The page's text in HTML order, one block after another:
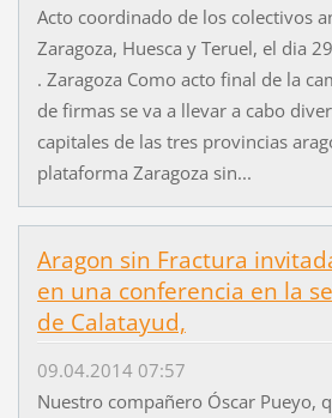
Acto coordinado de los colectivos
Zaragoza, Huesca y Teruel, el dia
. Zaragoza Como acto final de la
de firmas se va a llevar a cabo
capitales de las tres provincias
plataforma Zaragoza sin...
Aragon sin Fractura
en una conferencia en la
de Calatayud,
09.04.2014 07:57
Nuestro compañero Óscar Pueyo,